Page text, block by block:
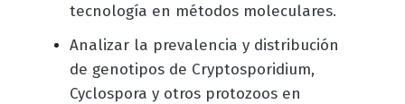
tecnología en métodos moleculares.
Analizar la prevalencia y distribución
de genotipos de Cryptosporidium,
Cyclospora y otros protozoos en